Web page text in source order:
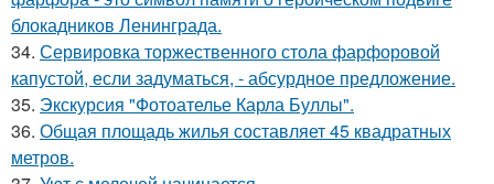
блокадников Ленинграда.
34. Сервировка торжественного стола фарфоровой
капустой, если задуматься, - абсурдное предложение.
35. Экскурсия "Фотоателье Карла Буллы".
36. Общая площадь жилья составляет 45 квадратных
метров.